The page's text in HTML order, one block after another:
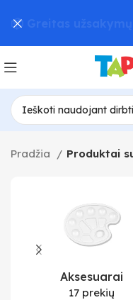
Pradžia Produktai
Aksesuarai
17 prekių
📦 Greitas